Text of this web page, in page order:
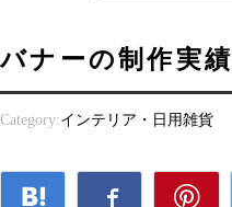
バナーの制作実績
Category:インテリア・日用雑貨